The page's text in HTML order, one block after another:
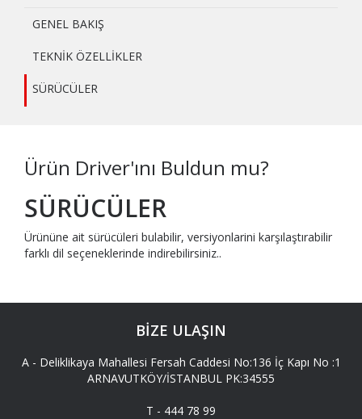
GENEL BAKIŞ
TEKNİK ÖZELLİKLER
SÜRÜCÜLER
Ürün Driver'ını Buldun mu?
SÜRÜCÜLER
Ürününe ait sürücüleri bulabilir, versiyonlarini karşılaştırabilir
farklı dil seçeneklerinde indirebilirsiniz..
BİZE ULAŞIN
A - Deliklikaya Mahallesi Fersah Caddesi No:136 İç Kapı No :1
ARNAVUTKÖY/İSTANBUL PK:34555
T - 444 78 99